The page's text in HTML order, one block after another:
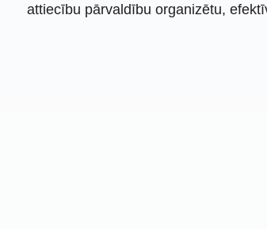
attiecību pārvaldību organizētu,